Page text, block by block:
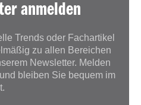
anmelden
Trends oder Fachartikel
zu allen Bereichen
Newsletter. Melden
bleiben Sie bequem im